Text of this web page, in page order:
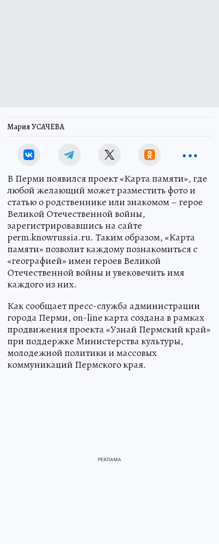
Мария УСАЧЕВА
В Перми появился проект «Карта памяти», где
любой желающий может разместить фото и
статью о родственнике или знакомом – герое
Великой Отечественной войны,
зарегистрировавшись на сайте
perm.knowrussia.ru. Таким образом, «Карта
памяти» позволит каждому познакомиться с
«географией» имен героев Великой
Отечественной войны и увековечить имя
каждого из них.
Как сообщает пресс-служба администрации
города Перми, on-line карта создана в рамках
продвижения проекта «Узнай Пермский край»
при поддержке Министерства культуры,
молодежной политики и массовых
коммуникаций Пермского края.